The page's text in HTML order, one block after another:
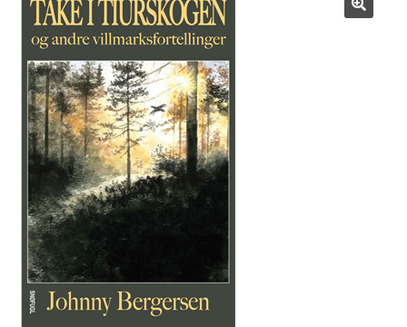
Handlekurv
Kasse
Kategorier
Kjøpsvilkår
Kontakt
Min side
My Account